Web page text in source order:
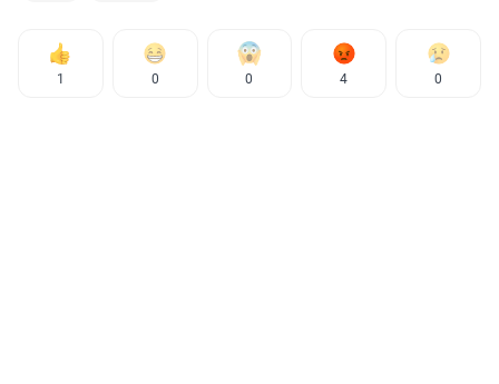
1 0 0 4 0